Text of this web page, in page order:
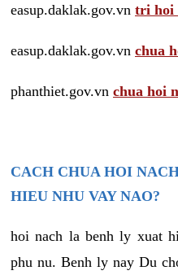
easup.daklak.gov.vn tri hoi
easup.daklak.gov.vn chua
phanthiet.gov.vn chua hoi
CACH CHUA HOI
HIEU NHU VAY NAO?
hoi nach la benh ly xuat
phu nu. Benh ly nay Du